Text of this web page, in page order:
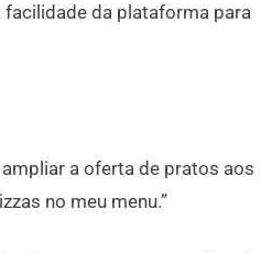
facilidade da plataforma para
a oferta de pratos aos
no meu menu.”